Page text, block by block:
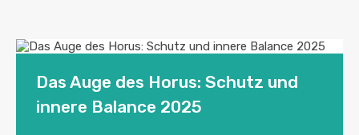
Das Auge des Horus: Schutz und
innere Balance 2025